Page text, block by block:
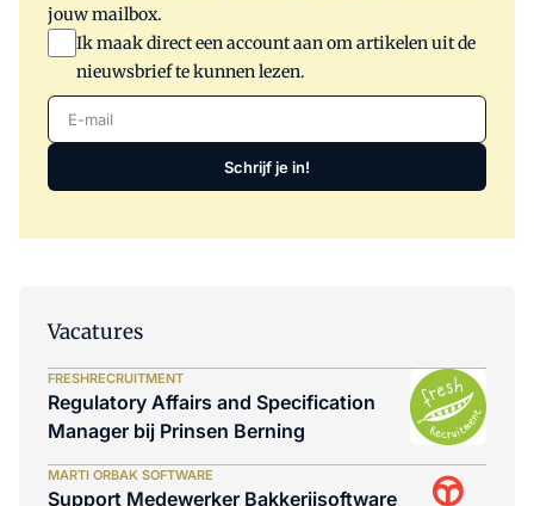
jouw mailbox.
Ik maak direct een account aan om artikelen uit de
nieuwsbrief te kunnen lezen.
E-mail
Schrijf je in!
Vacatures
FRESHRECRUITMENT
Regulatory Affairs and Specification
Manager bij Prinsen Berning
MARTI ORBAK SOFTWARE
Support Medewerker Bakkerijsoftware